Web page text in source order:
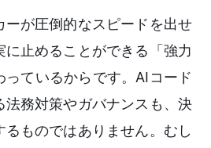
ーが圧倒的なスピードを出せ
に止めることができる「強力
っているからです。AIコード
法務対策やガバナンスも、決
るものではありません。むし